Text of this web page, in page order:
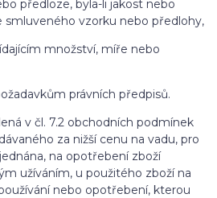
předloze, byla-li jakost nebo
smluveného vzorku nebo předlohy,
množství, míře nebo
právních předpisů.
v čl. 7.2 obchodních podmínek
za nižší cenu na vadu, pro
na opotřebení zboží
užíváním, u použitého zboží na
nebo opotřebení, kterou